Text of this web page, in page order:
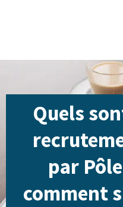
Quels
par
comment